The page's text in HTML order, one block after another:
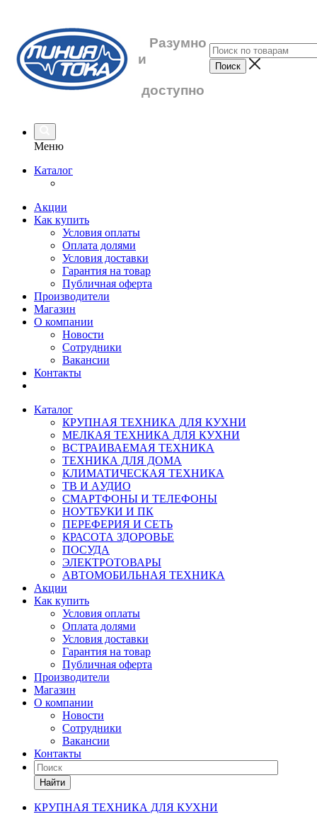
Разумно
и
доступно
Меню
Каталог
Акции
Как купить
Условия оплаты
Оплата долями
Условия доставки
Гарантия на товар
Публичная оферта
Производители
Магазин
О компании
Новости
Сотрудники
Вакансии
Контакты
Каталог
КРУПНАЯ ТЕХНИКА ДЛЯ КУХНИ
МЕЛКАЯ ТЕХНИКА ДЛЯ КУХНИ
ВСТРАИВАЕМАЯ ТЕХНИКА
ТЕХНИКА ДЛЯ ДОМА
КЛИМАТИЧЕСКАЯ ТЕХНИКА
ТВ И AУДИО
СМАРТФОНЫ И ТЕЛЕФОНЫ
НОУТБУКИ И ПК
ПЕРЕФЕРИЯ И СЕТЬ
КРАСОТА ЗДОРОВЬЕ
ПОСУДА
ЭЛЕКТРОТОВАРЫ
АВТОМОБИЛЬНАЯ ТЕХНИКА
Акции
Как купить
Условия оплаты
Оплата долями
Условия доставки
Гарантия на товар
Публичная оферта
Производители
Магазин
О компании
Новости
Сотрудники
Вакансии
Контакты
Найти
КРУПНАЯ ТЕХНИКА ДЛЯ КУХНИ